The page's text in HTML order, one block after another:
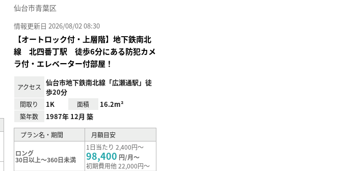
仙台市青葉区
情報更新日 2026/08/02 08:30
【オートロック付・上層階】地下鉄南北
線 北四番丁駅 徒歩6分にある防犯カメ
ラ付・エレベーター付部屋！
アクセス
仙台市地下鉄南北線「広瀬通駅」徒
歩20分
間取り 1K 面積 16.2m²
築年数 1987年 12月 築
プラン名・期間 月額目安
ロング
30日以上～360日未満
1日当たり 2,400円～
98,400 円/月～
初期費用他 22,000円～